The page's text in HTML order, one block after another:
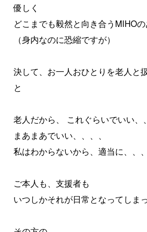
優しく
どこまでも毅然と向き合うMIHOの
（身内なのに恐縮ですが）
決して、お一人おひとりを老人と
と
老人だから、 これぐらいでいい、
まあまあでいい、、、、
私はわからないから、適当に、、
ご本人も、支援者も
いつしかそれが日常となってしま